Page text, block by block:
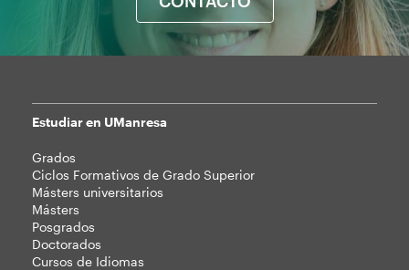
Mapa
web
Estudiar en UManresa
Grados
Ciclos Formativos de Grado Superior
Másters universitarios
Másters
Posgrados
Doctorados
Cursos de Idiomas